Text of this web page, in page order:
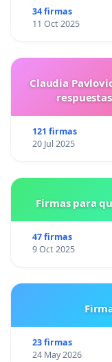
IMPORTANTE:
que sea valida.
34 firmas
11 Oct 2025
Claudia
121 firmas
20 Jul 2025
Firmas para
47 firmas
9 Oct 2025
23 firmas
24 May 2026